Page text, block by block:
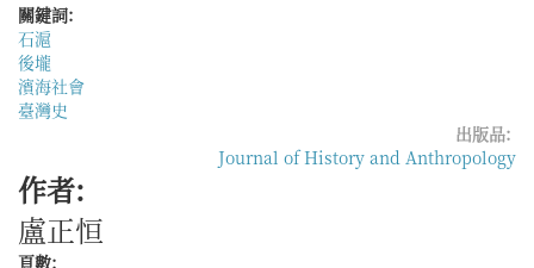
流
域
關鍵詞:
石滬
後壠
濱海社會
臺灣史
出版品:
Journal of History and Anthropology
作者:
盧正恒
頁數: